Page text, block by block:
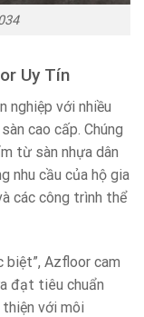
Uy Tín
nghiệp với nhiều
cao cấp. Chúng
từ sàn nhựa dân
nhu cầu của hộ gia
các công trình thể
Azfloor cam
đạt tiêu chuẩn
với môi